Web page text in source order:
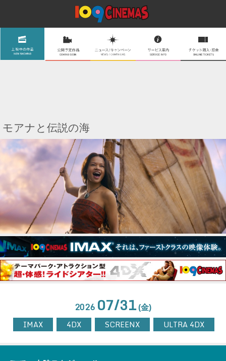
モアナと伝説の海
2026 07/31(金)
IMAX 4DX SCREENX ULTRA 4DX